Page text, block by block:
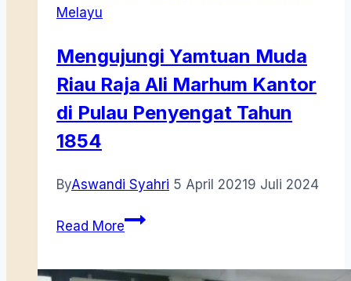
Melayu
Mengujungi Yamtuan Muda
Riau Raja Ali Marhum Kantor
di Pulau Penyengat Tahun
1854
ByAswandi Syahri 5 April 20219 Juli 2024
Read MoreMengujungi